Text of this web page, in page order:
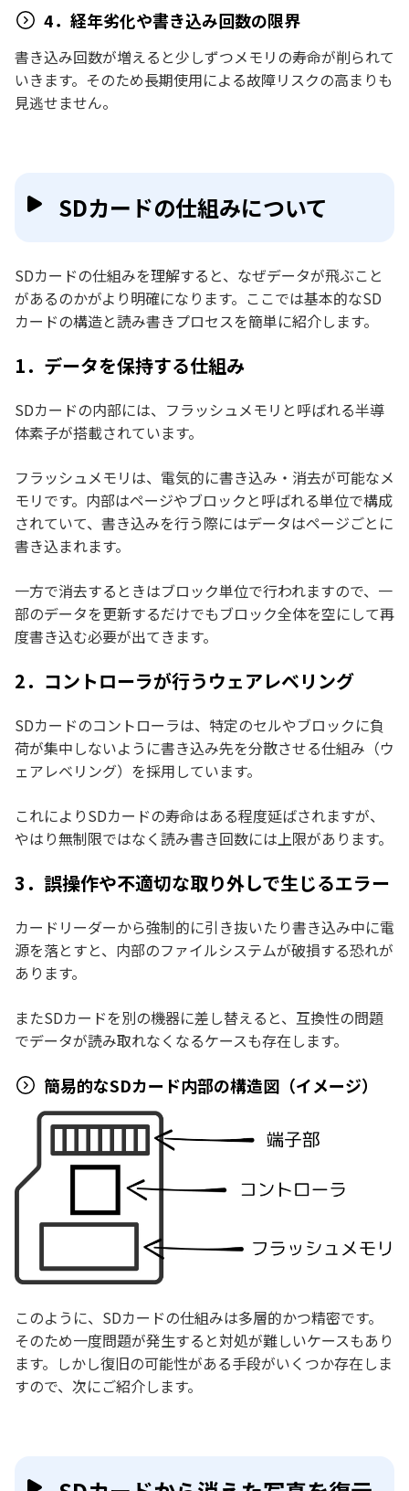
4．経年劣化や書き込み回数の限界
書き込み回数が増えると少しずつメモリの寿命が削られて
いきます。そのため長期使用による故障リスクの高まりも
見逃せません。
SDカードの仕組みについて
SDカードの仕組みを理解すると、なぜデータが飛ぶこと
があるのかがより明確になります。ここでは基本的なSD
カードの構造と読み書きプロセスを簡単に紹介します。
1．データを保持する仕組み
SDカードの内部には、フラッシュメモリと呼ばれる半導
体素子が搭載されています。
フラッシュメモリは、電気的に書き込み・消去が可能なメ
モリです。内部はページやブロックと呼ばれる単位で構成
されていて、書き込みを行う際にはデータはページごとに
書き込まれます。
一方で消去するときはブロック単位で行われますので、一
部のデータを更新するだけでもブロック全体を空にして再
度書き込む必要が出てきます。
2．コントローラが行うウェアレベリング
SDカードのコントローラは、特定のセルやブロックに負
荷が集中しないように書き込み先を分散させる仕組み（ウ
ェアレベリング）を採用しています。
これによりSDカードの寿命はある程度延ばされますが、
やはり無制限ではなく読み書き回数には上限があります。
3．誤操作や不適切な取り外しで生じるエラー
カードリーダーから強制的に引き抜いたり書き込み中に電
源を落とすと、内部のファイルシステムが破損する恐れが
あります。
またSDカードを別の機器に差し替えると、互換性の問題
でデータが読み取れなくなるケースも存在します。
簡易的なSDカード内部の構造図（イメージ）
このように、SDカードの仕組みは多層的かつ精密です。
そのため一度問題が発生すると対処が難しいケースもあり
ます。しかし復旧の可能性がある手段がいくつか存在しま
すので、次にご紹介します。